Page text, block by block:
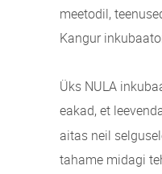
meetodil,
Kangur
Üks NULA
eakad, et
aitas neil
tahame midagi